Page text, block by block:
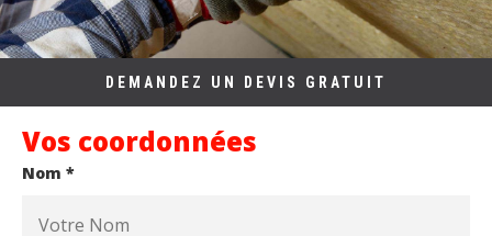
DEMANDEZ UN DEVIS GRATUIT
Vos coordonnées
Nom *